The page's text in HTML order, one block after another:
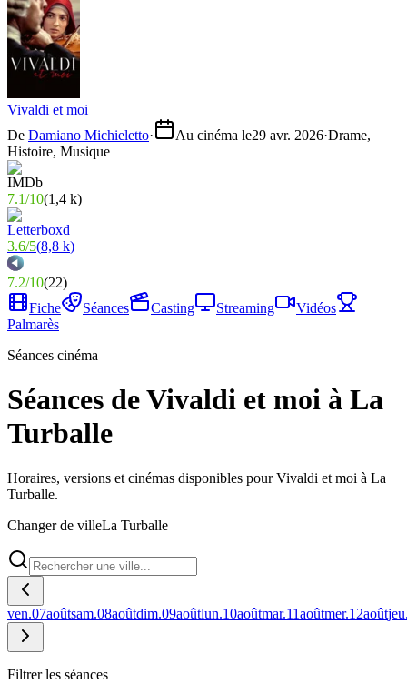
Vivaldi et moi
De Damiano Michieletto· Au cinéma le29 avr. 2026·Drame,
Histoire, Musique
7.1/10(1,4 k)
3.6/5(8,8 k)
7.2/10(22)
Fiche
Séances Casting Streaming
Vidéos
Palmarès
Séances cinéma
Séances de Vivaldi et moi à La
Turballe
Horaires, versions et cinémas disponibles pour Vivaldi et moi à La
Turballe.
Changer de villeLa Turballe
ven.07aoûtsam.08aoûtdim.09aoûtlun.10aoûtmar.11aoûtmer.12août
Filtrer les séances